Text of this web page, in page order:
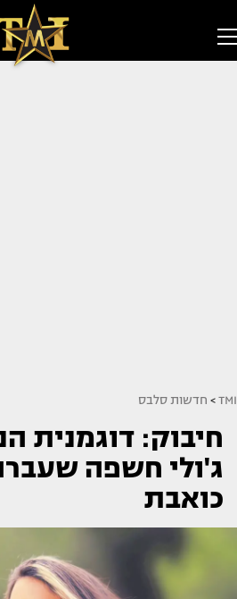
TMI
> חדשות סלבס
חיבוק: דוגמנית
ג'ולי חשפה
כואבת